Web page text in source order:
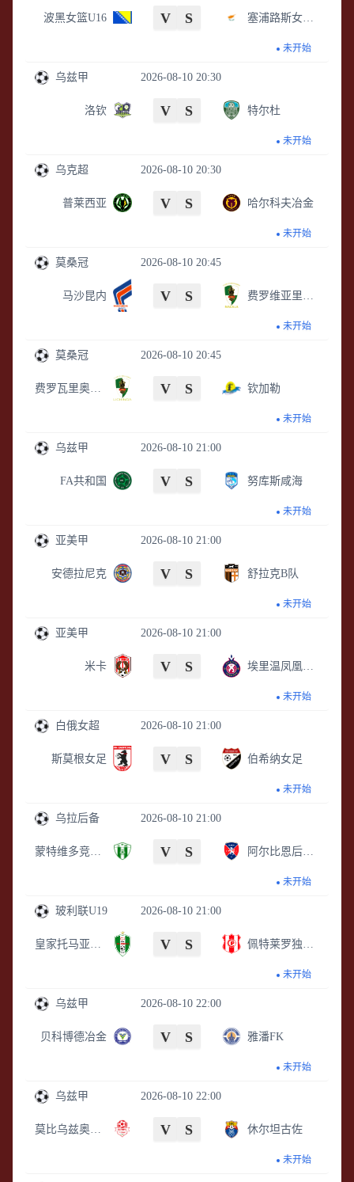
波黑女篮U16 V S
未开始
2026-08-10 20:30
乌兹甲
洛钦 V S 特尔杜
未开始
2026-08-10 20:30
乌克超
普莱西亚 V S 哈尔科夫冶金
未开始
2026-08-10 20:45
莫桑冠
马沙昆内 V S
未开始
2026-08-10 20:45
莫桑冠
V S 钦加勒
未开始
2026-08-10 21:00
乌兹甲
FA共和国 V S 努库斯咸海
未开始
2026-08-10 21:00
亚美甲
安德拉尼克 V S 舒拉克B队
未开始
2026-08-10 21:00
亚美甲
米卡 V S
未开始
2026-08-10 21:00
白俄女超
斯莫根女足 V S 伯希纳女足
未开始
2026-08-10 21:00
乌拉后备
V S
未开始
2026-08-10 21:00
玻利联U19
V S
未开始
2026-08-10 22:00
乌兹甲
贝科博德冶金 V S 雅潘FK
未开始
2026-08-10 22:00
乌兹甲
V S 休尔坦古佐
未开始